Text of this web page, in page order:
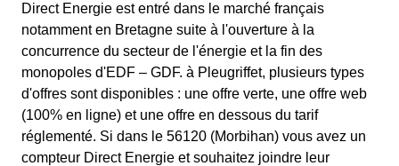
Direct Energie est entré dans le marché français
notamment en Bretagne suite à l'ouverture à la
concurrence du secteur de l'énergie et la fin des
monopoles d'EDF – GDF. à Pleugriffet, plusieurs types
d'offres sont disponibles : une offre verte, une offre web
(100% en ligne) et une offre en dessous du tarif
réglementé. Si dans le 56120 (Morbihan) vous avez un
compteur Direct Energie et souhaitez joindre leur